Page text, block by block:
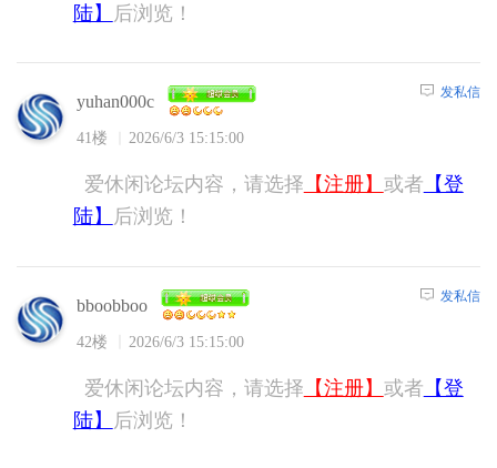
陆】
后浏览！
yuhan000c
41楼 2026/6/3 15:15:00
发私信
爱休闲论坛内容，请选择 【注册】 或者 【登
陆】
后浏览！
bboobboo
42楼 2026/6/3 15:15:00
发私信
爱休闲论坛内容，请选择 【注册】 或者 【登
陆】
后浏览！